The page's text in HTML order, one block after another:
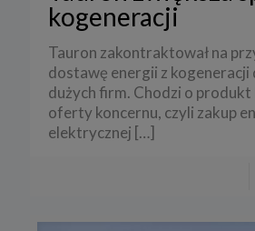
kogeneracji
Tauron zakontraktował na
dostawę energii z kogeneracji
dużych firm. Chodzi o produkt
oferty koncernu, czyli zakup
elektrycznej […]